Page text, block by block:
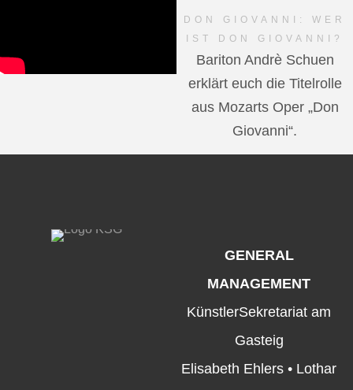
DON GIOVANNI: WER
IST DON GIOVANNI?
Bariton Andrè Schuen
erklärt euch die Titelrolle
aus Mozarts Oper „Don
Giovanni“.
GENERAL
MANAGEMENT
KünstlerSekretariat am
Gasteig
Elisabeth Ehlers • Lothar